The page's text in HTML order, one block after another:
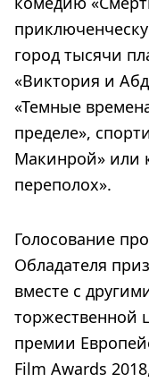
город тысячи
«Виктория и
«Темные
пределе»,
Макинрой» или
переполох».
Голосование
Обладателя
вместе с
торжественной
премии
Film Awards